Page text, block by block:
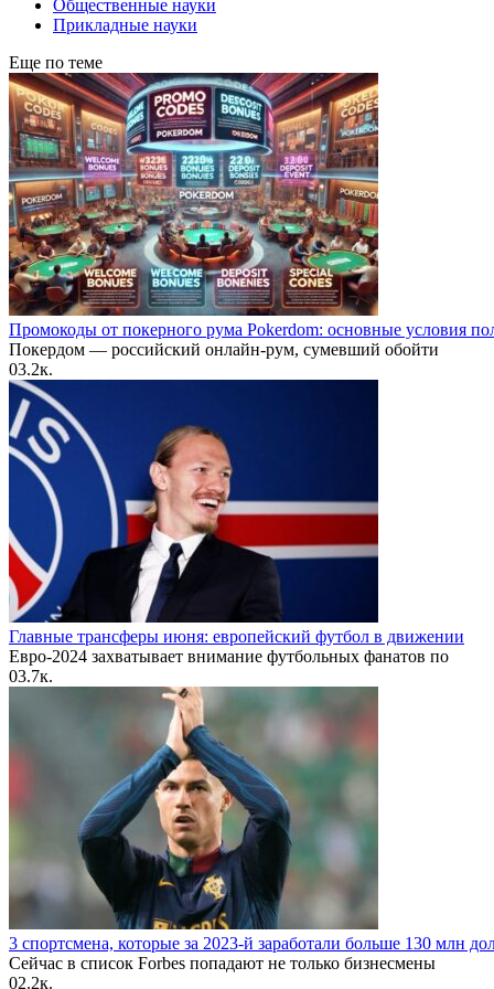
Общественные науки
Прикладные науки
Еще по теме
Промокоды от покерного рума Pokerdom: основные условия
Покердом — российский онлайн-рум, сумевший обойти
03.2к.
Главные трансферы июня: европейский футбол в движении
Евро-2024 захватывает внимание футбольных фанатов по
03.7к.
3 спортсмена, которые за 2023-й заработали больше 130 млн
Сейчас в список Forbes попадают не только бизнесмены
02.2к.